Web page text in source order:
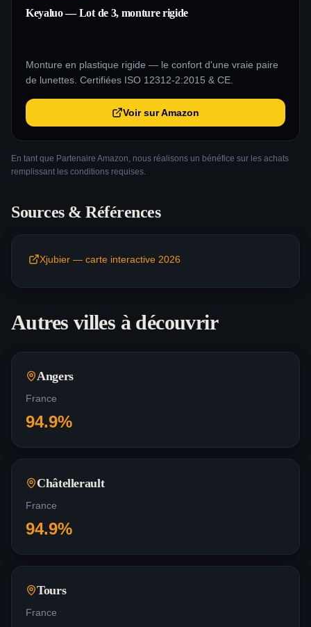
Keyaluo — Lot de 3, monture rigide
Monture en plastique rigide — le confort d'une vraie paire
de lunettes. Certifiées ISO 12312-2:2015 & CE.
Voir sur Amazon
En tant que Partenaire Amazon, nous réalisons un bénéfice sur les achats
remplissant les conditions requises.
Sources & Références
Xjubier — carte interactive 2026
Autres villes à découvrir
Angers
France
94.9%
Châtellerault
France
94.9%
Tours
France